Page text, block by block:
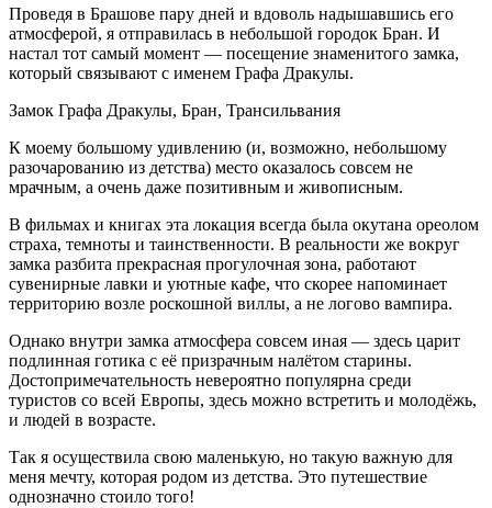
Проведя в Брашове пару дней и вдоволь надышавшись его
атмосферой, я отправилась в небольшой городок Бран. И
настал тот самый момент — посещение знаменитого замка,
который связывают с именем Графа Дракулы.
Замок Графа Дракулы, Бран, Трансильвания
К моему большому удивлению (и, возможно, небольшому
разочарованию из детства) место оказалось совсем не
мрачным, а очень даже позитивным и живописным.
В фильмах и книгах эта локация всегда была окутана ореолом
страха, темноты и таинственности. В реальности же вокруг
замка разбита прекрасная прогулочная зона, работают
сувенирные лавки и уютные кафе, что скорее напоминает
территорию возле роскошной виллы, а не логово вампира.
Однако внутри замка атмосфера совсем иная — здесь царит
подлинная готика с её призрачным налётом старины.
Достопримечательность невероятно популярна среди
туристов со всей Европы, здесь можно встретить и молодёжь,
и людей в возрасте.
Так я осуществила свою маленькую, но такую важную для
меня мечту, которая родом из детства. Это путешествие
однозначно стоило того!